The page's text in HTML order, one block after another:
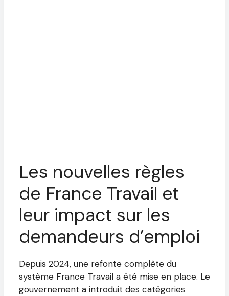
Les nouvelles règles
de France Travail et
leur impact sur les
demandeurs d’emploi
Depuis 2024, une refonte complète du
système France Travail a été mise en place. Le
gouvernement a introduit des catégories